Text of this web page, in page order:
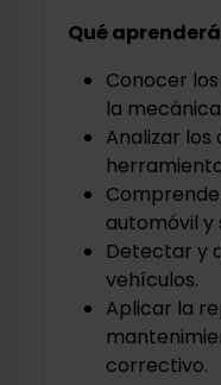
Qué
Conocer
la
Analizar los
automóvil y
Detectar y
vehículos.
Aplicar la
correctivo.